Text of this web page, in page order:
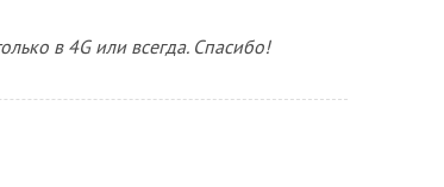
в 4G или всегда. Спасибо!